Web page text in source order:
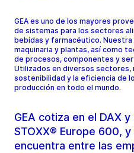
GEA es uno de los mayores
de sistemas para los sectores
bebidas y farmacéutico. Nuestra
maquinaria y plantas, así como
de procesos, componentes y
Utilizados en diversos sectores,
sostenibilidad y la eficiencia de
producción en todo el mundo.
GEA cotiza en el DAX
STOXX® Europe 600,
encuentra entre las